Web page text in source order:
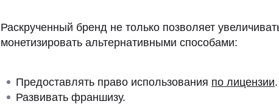
Раскрученный бренд не только позволяет
монетизировать альтернативными способами:
Предоставлять право использования по лицензии.
Развивать франшизу.